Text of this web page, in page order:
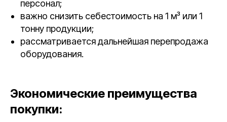
персонал;
важно снизить себестоимость на 1 м³ или 1
тонну продукции;
рассматривается дальнейшая перепродажа
оборудования.
Экономические преимущества
покупки: